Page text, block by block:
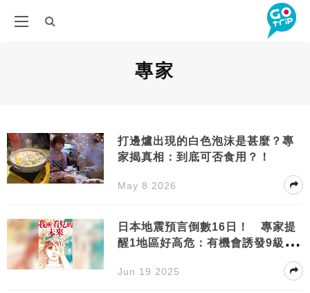
專家
打邊爐出現的白色泡沫是甚麼？專
家揭真相：到底可否食用？！
May 8 2026
日本地震預言倒數16日！ 專家提
醒1地區好高危：有機會誘發9級地
Jun 19 2025